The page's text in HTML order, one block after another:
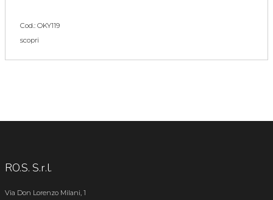
Cod.: OKY119
scopri
RO.S. S.r.l.
Via Don Lorenzo Milani, 1